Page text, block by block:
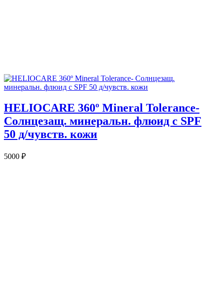
HELIOCARE 360º Mineral Tolerance-
Солнцезащ. минеральн. флюид с SPF
50 д/чувств. кожи
5000 ₽